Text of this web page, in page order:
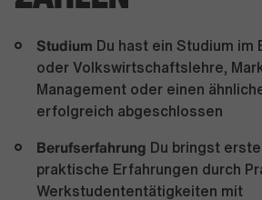
Studium Du hast ein Studium
oder Volkswirtschaftslehre,
Management oder einen
erfolgreich abgeschlossen
Berufserfahrung Du bringst
praktische Erfahrungen durch
Werkstudententätigkeiten mit